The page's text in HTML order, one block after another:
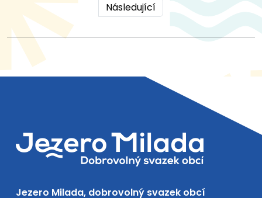
Následující
Jezero Milada, dobrovolný svazek obcí